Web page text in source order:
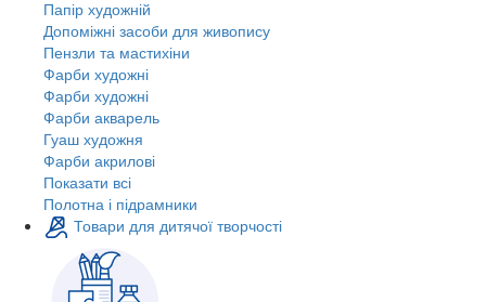
Папір художній
Допоміжні засоби для живопису
Пензли та мастихіни
Фарби художні
Фарби художні
Фарби акварель
Гуаш художня
Фарби акрилові
Показати всі
Полотна і підрамники
Товари для дитячої творчості